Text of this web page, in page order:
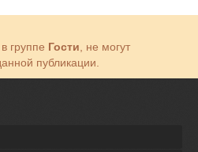
группе Гости , не могут
публикации.